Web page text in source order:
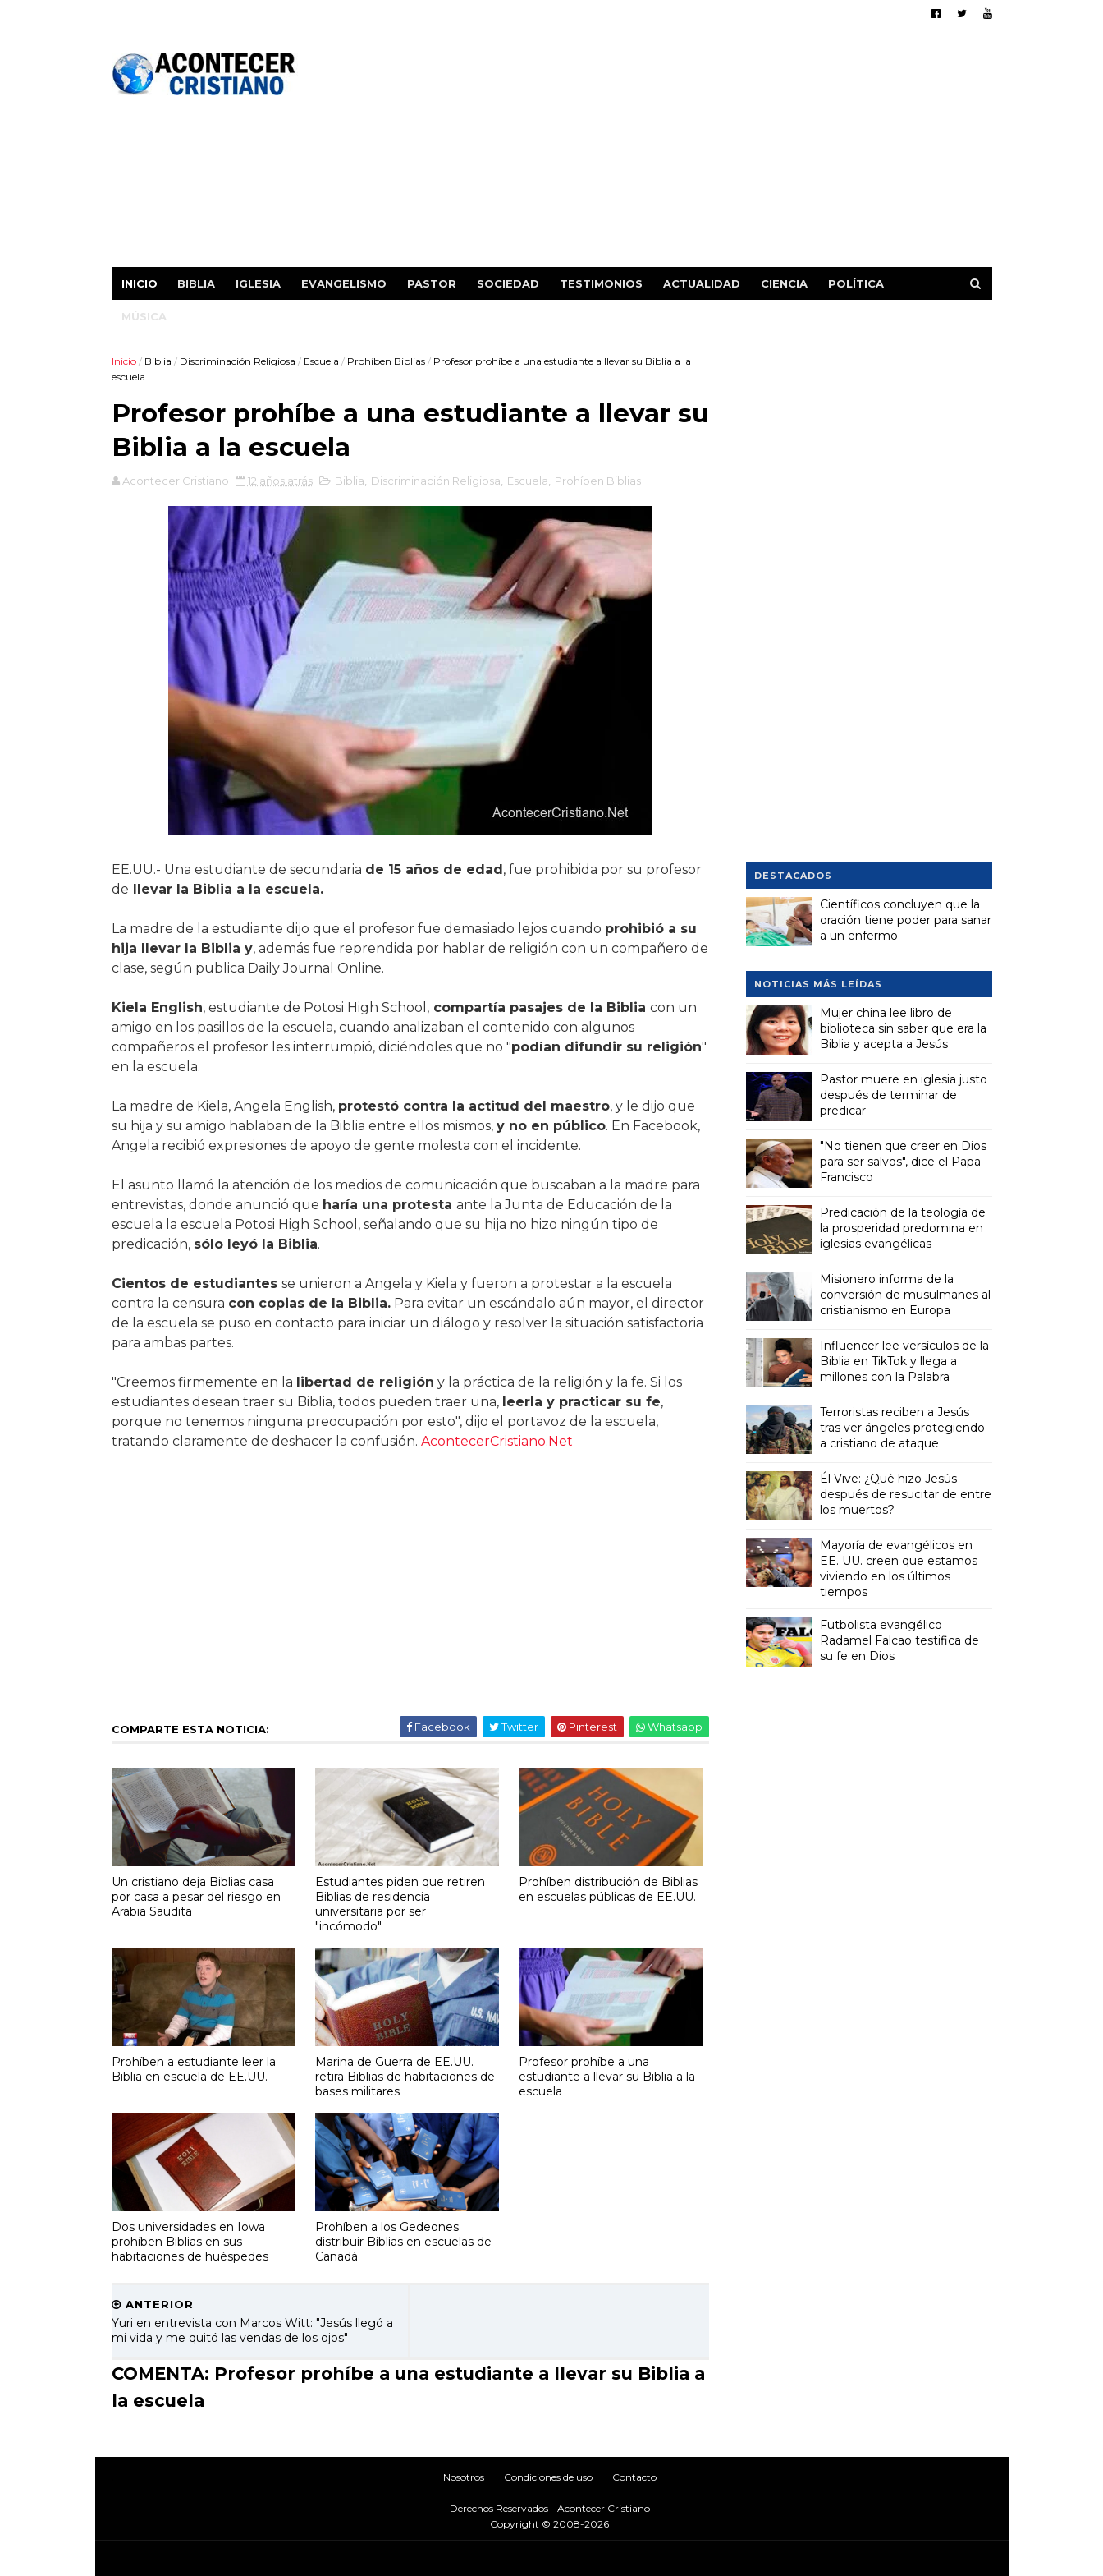
INICIO BIBLIA IGLESIA EVANGELISMO PASTOR SOCIEDAD TESTIMONIOS ACTUALIDAD CIENCIA POLÍTICA
MÚSICA
Inicio / Biblia / Discriminación Religiosa / Escuela / Prohíben Biblias / Profesor prohíbe a una estudiante a llevar su Biblia a la
escuela
Profesor prohíbe a una estudiante a llevar su
Biblia a la escuela
Acontecer Cristiano 12 años atrás Biblia Discriminación Religiosa Escuela Prohíben Biblias
EE.UU.- Una estudiante de secundaria de 15 años de edad, fue prohibida por su profesor
de llevar la Biblia a la escuela.
La madre de la estudiante dijo que el profesor fue demasiado lejos cuando prohibió a su
hija llevar la Biblia y, además fue reprendida por hablar de religión con un compañero de
clase, según publica Daily Journal Online.
Kiela English, estudiante de Potosi High School,compartía pasajes de la Biblia con un
amigo en los pasillos de la escuela, cuando analizaban el contenido con algunos
compañeros el profesor les interrumpió, diciéndoles que no "podían difundir su religión"
en la escuela.
La madre de Kiela, Angela English, protestó contra la actitud del maestro, y le dijo que
su hija y su amigo hablaban de la Biblia entre ellos mismos, y no en público. En Facebook,
Angela recibió expresiones de apoyo de gente molesta con el incidente.
El asunto llamó la atención de los medios de comunicación que buscaban a la madre para
entrevistas, donde anunció que haría una protesta ante la Junta de Educación de la
escuela la escuela Potosi High School, señalando que su hija no hizo ningún tipo de
predicación, sólo leyó la Biblia.
Cientos de estudiantes se unieron a Angela y Kiela y fueron a protestar a la escuela
contra la censura con copias de la Biblia.Para evitar un escándalo aún mayor, el director
de la escuela se puso en contacto para iniciar un diálogo y resolver la situación satisfactoria
para ambas partes.
"Creemos firmemente en la libertad de religión y la práctica de la religión y la fe. Si los
estudiantes desean traer su Biblia, todos pueden traer una, leerla y practicar su fe,
porque no tenemos ninguna preocupación por esto", dijo el portavoz de la escuela,
tratando claramente de deshacer la confusión. AcontecerCristiano.Net
COMPARTE ESTA NOTICIA: Facebook Twitter Pinterest Whatsapp
Un cristiano deja Biblias casa
por casa a pesar del riesgo en
Arabia Saudita
Estudiantes piden que retiren
Biblias de residencia
universitaria por ser
"incómodo"
Prohíben distribución de Biblias
en escuelas públicas de EE.UU.
Prohíben a estudiante leer la
Biblia en escuela de EE.UU.
Marina de Guerra de EE.UU.
retira Biblias de habitaciones de
bases militares
Profesor prohíbe a una
estudiante a llevar su Biblia a la
escuela
Dos universidades en Iowa
prohíben Biblias en sus
habitaciones de huéspedes
Prohíben a los Gedeones
distribuir Biblias en escuelas de
Canadá
ANTERIOR
Yuri en entrevista con Marcos Witt: "Jesús llegó a
mi vida y me quitó las vendas de los ojos"
COMENTA: Profesor prohíbe a una estudiante a llevar su Biblia a
la escuela
DESTACADOS
Científicos concluyen que la
oración tiene poder para sanar
a un enfermo
NOTICIAS MÁS LEÍDAS
Mujer china lee libro de
biblioteca sin saber que era la
Biblia y acepta a Jesús
Pastor muere en iglesia justo
después de terminar de
predicar
"No tienen que creer en Dios
para ser salvos", dice el Papa
Francisco
Predicación de la teología de
la prosperidad predomina en
iglesias evangélicas
Misionero informa de la
conversión de musulmanes al
cristianismo en Europa
Influencer lee versículos de la
Biblia en TikTok y llega a
millones con la Palabra
Terroristas reciben a Jesús
tras ver ángeles protegiendo
a cristiano de ataque
Él Vive: ¿Qué hizo Jesús
después de resucitar de entre
los muertos?
Mayoría de evangélicos en
EE. UU. creen que estamos
viviendo en los últimos
tiempos
Futbolista evangélico
Radamel Falcao testifica de
su fe en Dios
Nosotros Condiciones de uso Contacto
Derechos Reservados - Acontecer Cristiano
Copyright © 2008-2026